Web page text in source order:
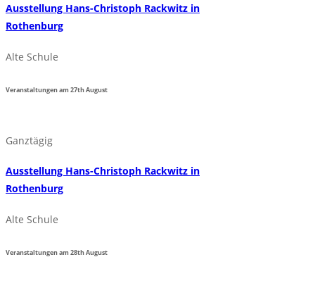
Ausstellung Hans-Christoph Rackwitz in
Rothenburg
Alte Schule
Veranstaltungen am27thAugust
Ganztägig
Ausstellung Hans-Christoph Rackwitz in
Rothenburg
Alte Schule
Veranstaltungen am28thAugust